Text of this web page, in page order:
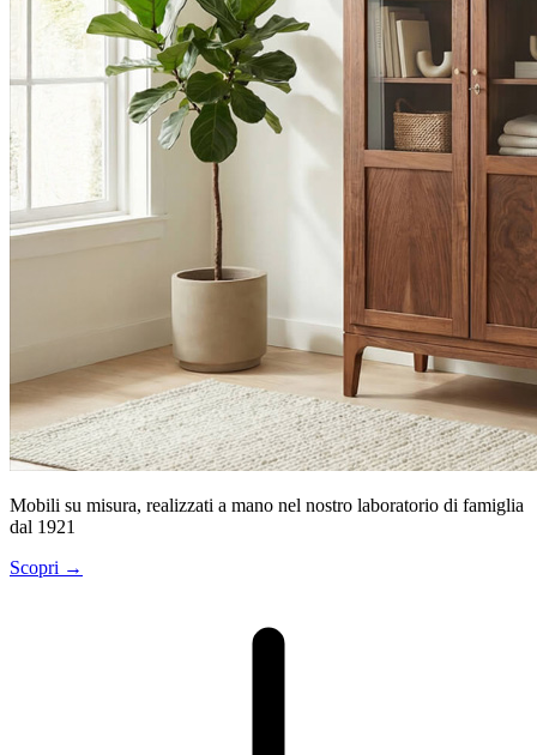
Mobili su misura, realizzati a mano nel nostro laboratorio di famiglia
dal 1921
Scopri →